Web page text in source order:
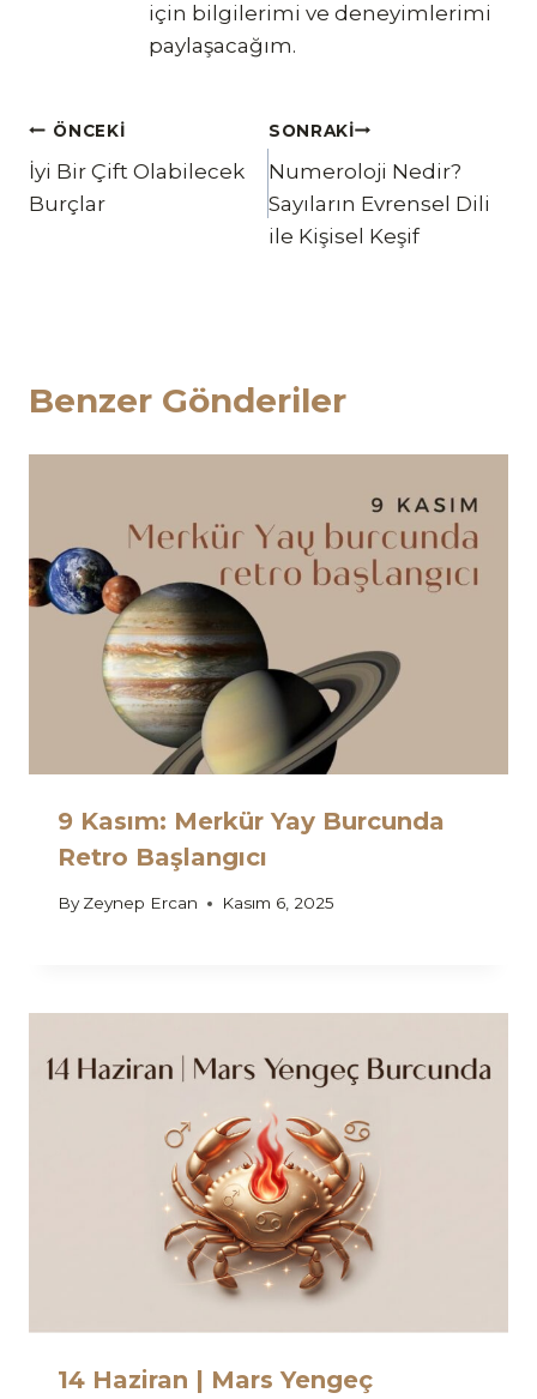
için bilgilerimi ve deneyimlerimi
paylaşacağım.
Yazı
gezinmesi
ÖNCEKI
İyi Bir Çift Olabilecek
Burçlar
SONRAKI
Numeroloji Nedir?
Sayıların Evrensel Dili
ile Kişisel Keşif
Benzer Gönderiler
9 Kasım: Merkür Yay Burcunda
Retro Başlangıcı
By Zeynep Ercan Kasım 6, 2025
14 Haziran | Mars Yengeç